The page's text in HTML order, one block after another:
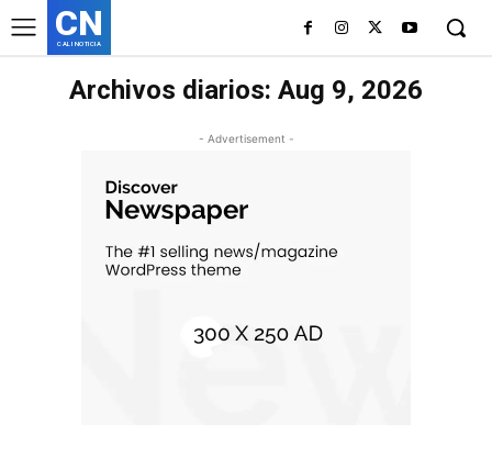
CN
CALI NOTICIA
Archivos diarios: Aug 9, 2026
- Advertisement -